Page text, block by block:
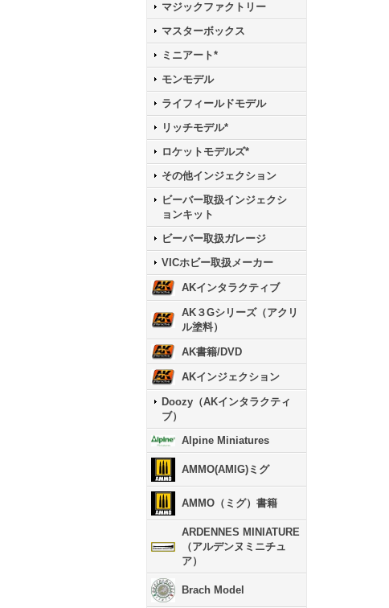
マジックファクトリー
マスターボックス
ミニアート*
モンモデル
ライフィールドモデル
リッチモデル*
ロケットモデルズ*
その他インジェクション
ビーバー取扱インジェクシ
ョンキット
ビーバー取扱ガレージ
VICホビー取扱メーカー
AKインタラクティブ
AK３Gシリーズ（アクリ
ル塗料）
AK書籍/DVD
AKインジェクション
Doozy（AKインタラクティ
ブ）
Alpine Miniatures
AMMO(AMIG)ミグ
AMMO（ミグ）書籍
ARDENNES MINIATURE
（アルデンヌミニチュ
ア）
Brach Model